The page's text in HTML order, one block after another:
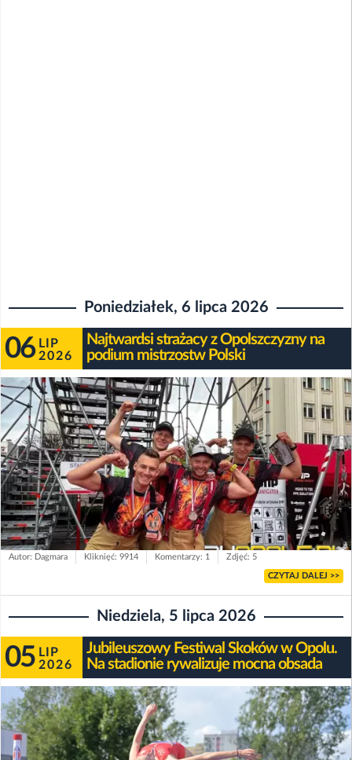
Poniedziałek, 6 lipca 2026
06 LIP
2026
Najtwardsi strażacy z Opolszczyzny na
podium mistrzostw Polski
Autor: Dagmara Kliknięć: 9914 Komentarzy: 1 Zdjęć: 5
CZYTAJ DALEJ >>
Niedziela, 5 lipca 2026
05 LIP
2026
Jubileuszowy Festiwal Skoków w Opolu.
Na stadionie rywalizuje mocna obsada